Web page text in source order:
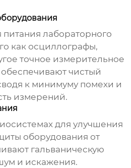
лабораторного
как осциллографы,
точное измерительное
чистый
к минимуму помехи и
измерений.
для улучшения
оборудования от
гальваническую
и искажения.